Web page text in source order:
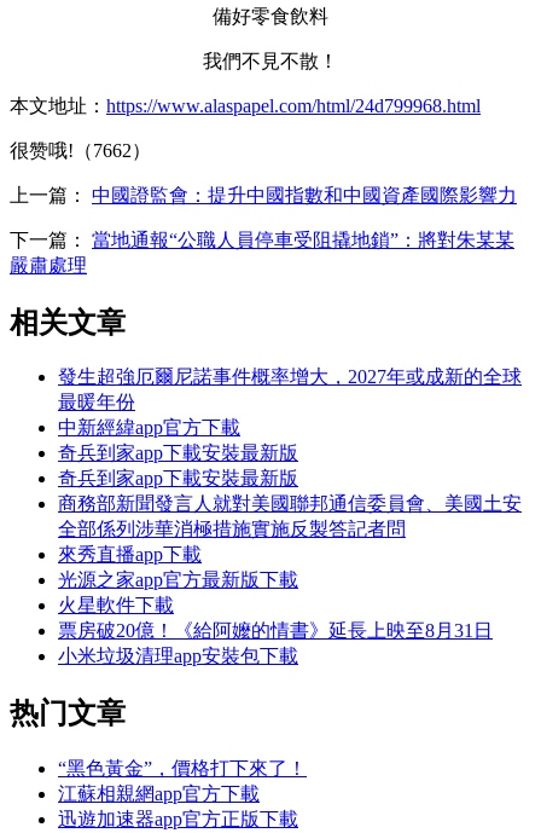
備好零食飲料
我們不見不散！
本文地址： https://www.alaspapel.com/html/24d799968.html
很赞哦!（7662）
上一篇： 中國證監會：提升中國指數和中國資產國際影響力
下一篇： 當地通報“公職人員停車受阻撬地鎖”：將對朱某某
嚴肅處理
相关文章
發生超強厄爾尼諾事件概率增大，2027年或成新的全球
最暖年份
中新經緯app官方下載
奇兵到家app下載安裝最新版
奇兵到家app下載安裝最新版
商務部新聞發言人就對美國聯邦通信委員會、美國土安
全部係列涉華消極措施實施反製答記者問
來秀直播app下載
光源之家app官方最新版下載
火星軟件下載
票房破20億！《給阿嬤的情書》延長上映至8月31日
小米垃圾清理app安裝包下載
热门文章
“黑色黃金”，價格打下來了！
江蘇相親網app官方下載
迅遊加速器app官方正版下載